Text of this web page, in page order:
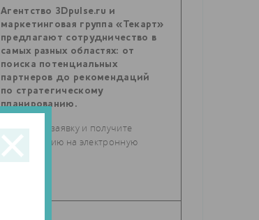
Агентство 3Dpulse.ru и
маркетинговая группа «Текарт»
предлагают сотрудничество в
самых разных областях: от
поиска потенциальных
партнеров до рекомендаций
по стратегическому
планированию.
Отправьте заявку и получите
консультацию на электронную
почту.